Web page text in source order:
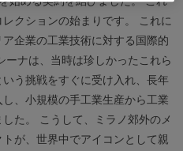
クションの始まりです。 これに
企業の工業技術に対する国際的
ーナは、当時は珍しかったこれら
う挑戦をすぐに受け入れ、長年
、小規模の手工業生産から工業
た。 こうして、ミラノ郊外のメ
が、世界中でアイコンとして親